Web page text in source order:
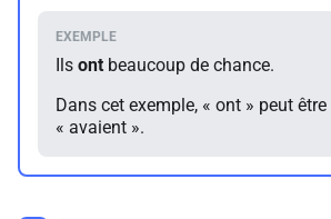
Ils ont beaucoup de chance.
Dans cet exemple, « ont » peut
« avaient ».